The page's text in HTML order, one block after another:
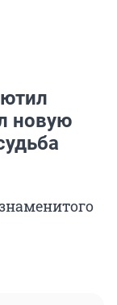
новую